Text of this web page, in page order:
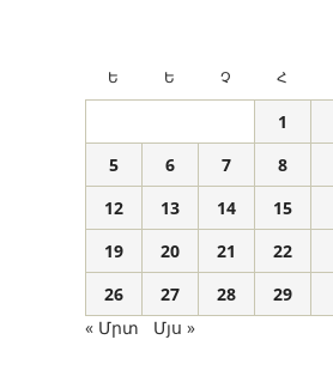
Ե Ե Չ Հ
1
5
6 7 8
12
13 14 15
19
20 21 22
26
27 28 29
« Մրտ
Մյս »